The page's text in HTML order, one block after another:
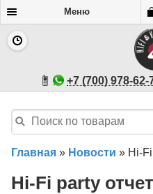
Меню
+7 (700) 978-62-
Главная » Новости » Hi-
Hi-Fi party